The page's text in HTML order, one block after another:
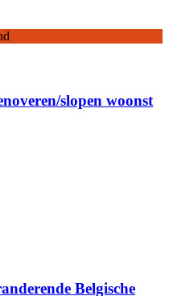
slopen woonst
Belgische